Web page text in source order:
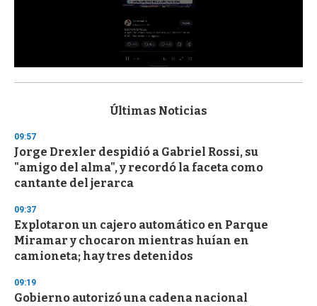
s
d
s
o
3
s
e
c
o
n
Últimas Noticias
09:57
Jorge Drexler despidió a Gabriel Rossi, su
"amigo del alma", y recordó la faceta como
cantante del jerarca
09:37
Explotaron un cajero automático en Parque
Miramar y chocaron mientras huían en
camioneta; hay tres detenidos
09:19
Gobierno autorizó una cadena nacional